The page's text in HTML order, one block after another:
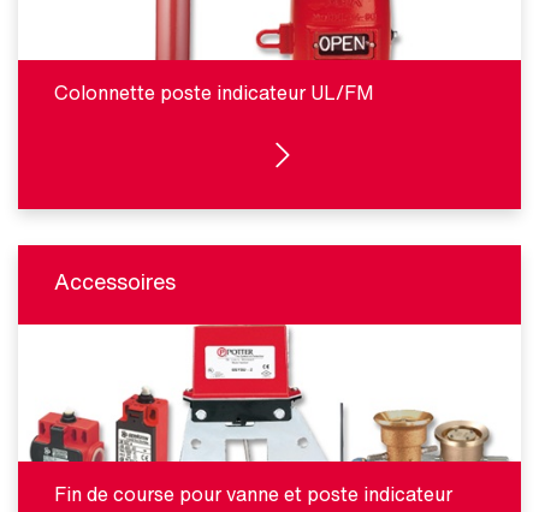
Colonnette poste indicateur UL/FM
VOIR LES PRODUITS
Accessoires
Fin de course pour vanne et poste indicateur